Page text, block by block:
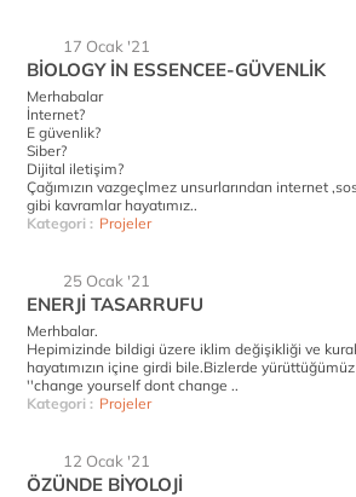
17 Ocak '21
BİOLOGY İN ESSENCEE-GÜVENLİK
Merhabalar
İnternet?
E güvenlik?
Siber?
Dijital iletişim?
Çağımızın vazgeçlmez unsurlarından internet
gibi kavramlar hayatımız..
Kategori : Projeler
25 Ocak '21
ENERJİ TASARRUFU
Merhbalar.
Hepimizinde bildigi üzere iklim değişikliği ve
hayatımızın içine girdi bile.Bizlerde
''change yourself dont change ..
Kategori : Projeler
12 Ocak '21
ÖZÜNDE BİYOLOJİ